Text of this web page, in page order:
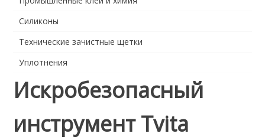
Силиконы
Технические зачистные щетки
Уплотнения
Искробезопасный
инструмент Tvita